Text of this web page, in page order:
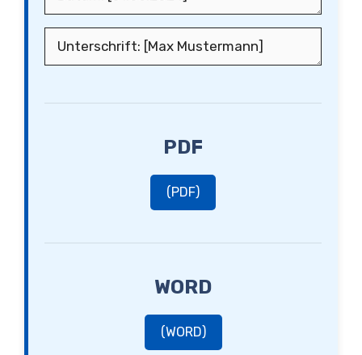
PDF
(PDF)
WORD
(WORD)